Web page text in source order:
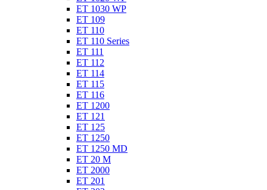
ET 1030 WP
ET 109
ET 110
ET 110 Series
ET 111
ET 112
ET 114
ET 115
ET 116
ET 1200
ET 121
ET 125
ET 1250
ET 1250 MD
ET 20 M
ET 2000
ET 201